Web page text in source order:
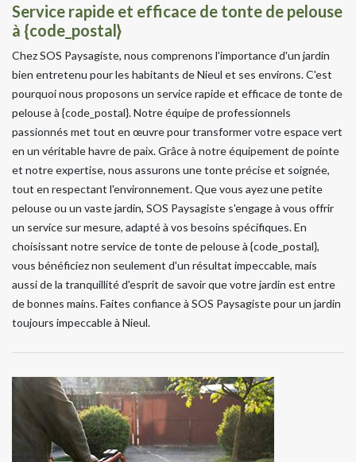
Service rapide et efficace de tonte de pelouse
à {code_postal}
Chez SOS Paysagiste, nous comprenons l'importance d'un jardin
bien entretenu pour les habitants de Nieul et ses environs. C'est
pourquoi nous proposons un service rapide et efficace de tonte de
pelouse à {code_postal}. Notre équipe de professionnels
passionnés met tout en œuvre pour transformer votre espace vert
en un véritable havre de paix. Grâce à notre équipement de pointe
et notre expertise, nous assurons une tonte précise et soignée,
tout en respectant l'environnement. Que vous ayez une petite
pelouse ou un vaste jardin, SOS Paysagiste s'engage à vous offrir
un service sur mesure, adapté à vos besoins spécifiques. En
choisissant notre service de tonte de pelouse à {code_postal},
vous bénéficiez non seulement d'un résultat impeccable, mais
aussi de la tranquillité d'esprit de savoir que votre jardin est entre
de bonnes mains. Faites confiance à SOS Paysagiste pour un jardin
toujours impeccable à Nieul.